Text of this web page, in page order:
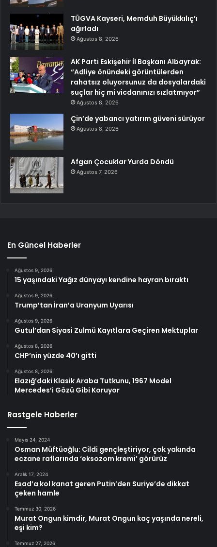
TÜGVA Kayseri, Memduh Büyükkılıç’ı
ağırladı
Ağustos 8, 2026
AK Parti Eskişehir İl Başkanı Albayrak:
“Adliye önündeki görüntülerden
rahatsız oluyorsunuz da dosyalardaki
suçlar hiç mi vicdanınızı sızlatmıyor”
Ağustos 8, 2026
Çin’de yabancı yatırım güveni sürüyor
Ağustos 8, 2026
Afgan Çocuklar Yurda Döndü
Ağustos 7, 2026
En Güncel Haberler
Ağustos 9, 2026
15 yaşındaki Yağız dünyayı kendine hayran bıraktı
Ağustos 9, 2026
Trump’tan İran’a Uranyum Uyarısı
Ağustos 9, 2026
Gutul’dan Siyasi Zulmü Kayıtlara Geçiren Mektuplar
Ağustos 8, 2026
CHP’nin yüzde 40’ı gitti
Ağustos 8, 2026
Elazığ’daki Klasik Araba Tutkunu, 1967 Model
Mercedes’i Gözü Gibi Koruyor
Rastgele Haberler
Mayıs 24, 2024
Osman Müftüoğlu: Cildi gençleştiriyor, çok yakında
eczane raflarında ‘eksozom kremi’ görürüz
Aralık 17, 2024
Esad’a kol kanat geren Putin’den Suriye’de dikkat
çeken hamle
Temmuz 30, 2026
Murat Ongun kimdir, Murat Ongun kaç yaşında nereli,
eşi kim?
Temmuz 27, 2026